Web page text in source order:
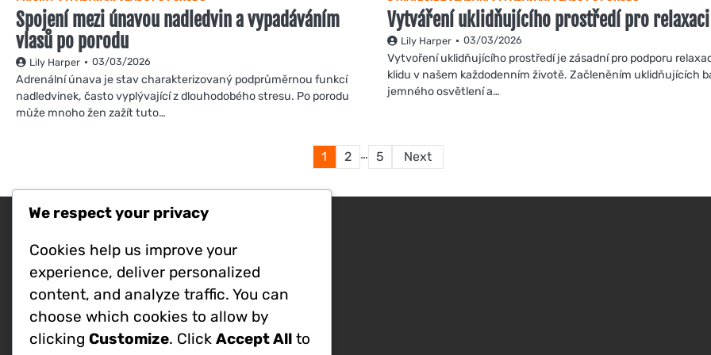
Spojení mezi únavou nadledvin a vypadáváním
vlasů po porodu
Lily Harper 03/03/2026
Adrenální únava je stav charakterizovaný podprůměrnou funkcí
nadledvinek, často vyplývající z dlouhodobého stresu. Po porodu
může mnoho žen zažít tuto…
Vytváření uklidňujícího prostředí pro relaxaci
Lily Harper 03/03/2026
Vytvoření uklidňujícího prostředí je zásadní pro podporu
klidu v našem každodenním životě. Začleněním uklidňujících
jemného osvětlení a…
Posts
1 2 … 5 Next
Porozumění roli androgenů při poporodní
ztrátě vlasů
Vytvoření každodenní praxe afirmací pro
emocionální podporu
Dýchací cvičení specificky pro úlevu od
stresu po porodu
We respect your privacy
Cookies help us improve your
experience, deliver personalized
content, and analyze traffic. You can
choose which cookies to allow by
clicking Customize. Click Accept All to